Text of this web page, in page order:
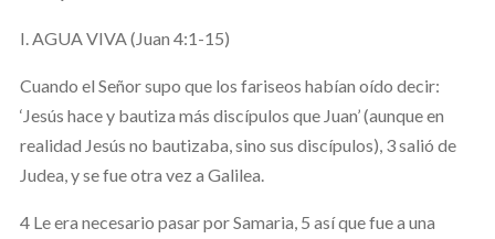
I. AGUA VIVA (Juan 4:1-15)
Cuando el Señor supo que los fariseos habían oído decir:
‘Jesús hace y bautiza más discípulos que Juan’ (aunque en
realidad Jesús no bautizaba, sino sus discípulos), 3 salió de
Judea, y se fue otra vez a Galilea.
4 Le era necesario pasar por Samaria, 5 así que fue a una